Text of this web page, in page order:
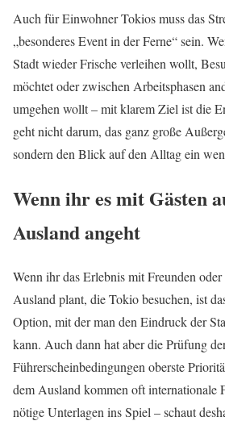
Auch für Einwohner Tokios muss das
„besonderes Event in der Ferne“ sein.
Stadt wieder Frische verleihen wollt,
möchtet oder zwischen Arbeitsphasen
umgehen wollt – mit klarem Ziel ist die
geht nicht darum, das ganz große
sondern den Blick auf den Alltag ein
Wenn ihr es mit Gästen
Ausland angeht
Wenn ihr das Erlebnis mit Freunden
Ausland plant, die Tokio besuchen, ist
Option, mit der man den Eindruck der
kann. Auch dann hat aber die Prüfung
Führerscheinbedingungen oberste
dem Ausland kommen oft internationale
nötige Unterlagen ins Spiel – schaut